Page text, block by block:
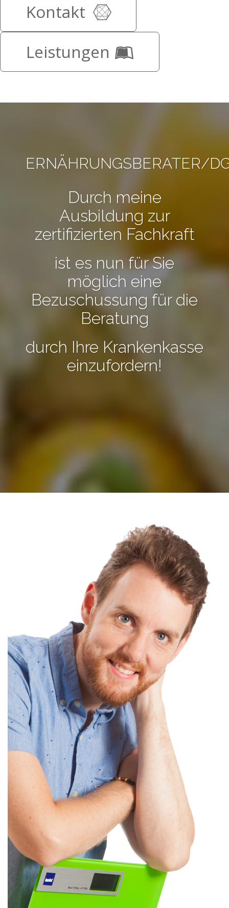
Kontakt
Leistungen
ERNÄHRUNGSBERATER/
Durch meine
Ausbildung zur
zertifizierten Fachkraft
ist es nun für Sie
möglich eine
Bezuschussung für die
Beratung
durch Ihre Krankenkasse
einzufordern!